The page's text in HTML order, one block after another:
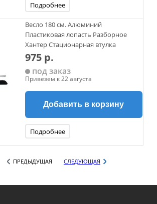
Подробнее
Весло 180 см. Алюминий
Пластиковая лопасть Разборное
Хантер Стационарная втулка
975 р.
под заказ
Привезем к 22 августа
Добавить в корзину
Подробнее
ПРЕДЫДУЩАЯ СЛЕДУЮЩАЯ